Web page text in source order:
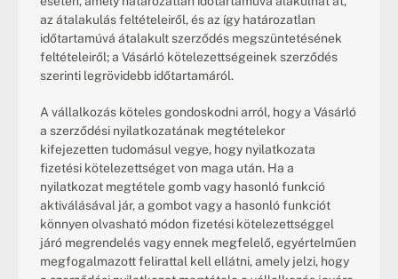
az átalakulás feltételeiről, és az így határozatlan
időtartamúvá átalakult szerződés megszüntetésének
feltételeiről; a Vásárló kötelezettségeinek szerződés
szerinti legrövidebb időtartamáról.
A vállalkozás köteles gondoskodni arról, hogy a Vásárló
a szerződési nyilatkozatának megtételekor
kifejezetten tudomásul vegye, hogy nyilatkozata
fizetési kötelezettséget von maga után. Ha a
nyilatkozat megtétele gomb vagy hasonló funkció
aktiválásával jár, a gombot vagy a hasonló funkciót
könnyen olvasható módon fizetési kötelezettséggel
járó megrendelés vagy ennek megfelelő, egyértelműen
megfogalmazott felirattal kell ellátni, amely jelzi, hogy